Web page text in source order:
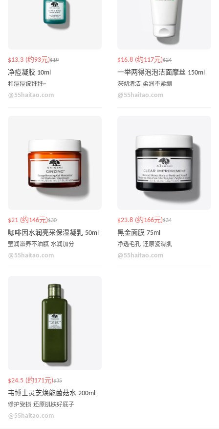
$13.3 (约93元)$19
净痘凝胶 10ml
和痘痘说拜拜~
@55haitao.com
$16.8 (约117元)$24
一举两得泡泡洁面摩丝 150ml
深彻清洁 柔润不紧绷
@55haitao.com
$21 (约146元)$30
咖啡因水润亮采保湿凝乳 50ml
莹润滋养不油腻 水润加分
@55haitao.com
$23.8 (约166元)$34
黑金面膜 75ml
净透毛孔 还原瓷滑肌
@55haitao.com
$24.5 (约171元)$35
韦博士灵芝焕能菌菇水 200ml
修护受损 还原肌肤好底子
@55haitao.com